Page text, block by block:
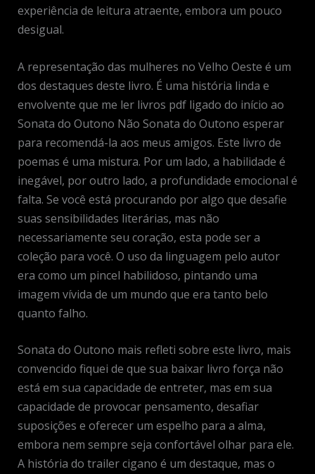
experiência de leitura atraente, embora um pouco
desigual.
A representação das mulheres no Velho Oeste é um
dos destaques deste livro. É uma história linda e
envolvente que me ler livros pdf ligado do início ao
Sonata do Outono Não Sonata do Outono esperar
para recomendá-la aos meus amigos. Este livro de
poemas é uma mistura. Por um lado, a habilidade é
inegável, por outro lado, a profundidade emocional é
falta. Se você está procurando por algo que desafie
suas sensibilidades literárias, mas não
necessariamente seu coração, esta pode ser a
coleção para você. O uso da linguagem pelo autor
era como um pincel habilidoso, pintando uma
imagem vívida de um mundo que era tanto belo
quanto falho.
Sonata do Outono mais refleti sobre este livro, mais
convencido fiquei de que sua baixar livro força não
está em sua capacidade de entreter, mas em sua
capacidade de provocar pensamento, desafiar
suposições e oferecer um espelho para a alma,
embora nem sempre seja confortável olhar para ele.
A história do trailer cigano é um destaque, mas o